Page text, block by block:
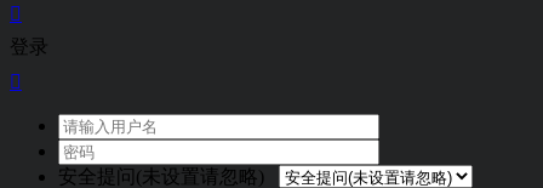

登录

安全提问(未设置请忽略)